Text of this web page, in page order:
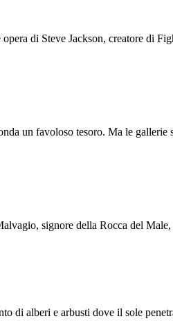
di Steve Jackson, creatore di
un favoloso tesoro. Ma le
signore della Rocca del
di alberi e arbusti dove il sole